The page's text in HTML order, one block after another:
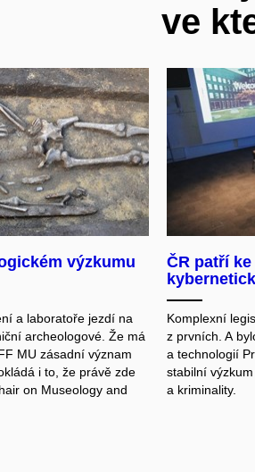
ve
výzkumu
a laboratoře jezdí na
archeologové. Že má
MU zásadní význam
i to, že právě zde
on Museology and
ČR patří
Komplexní
z prvních. A
a technologií
stabilní
a kriminality.